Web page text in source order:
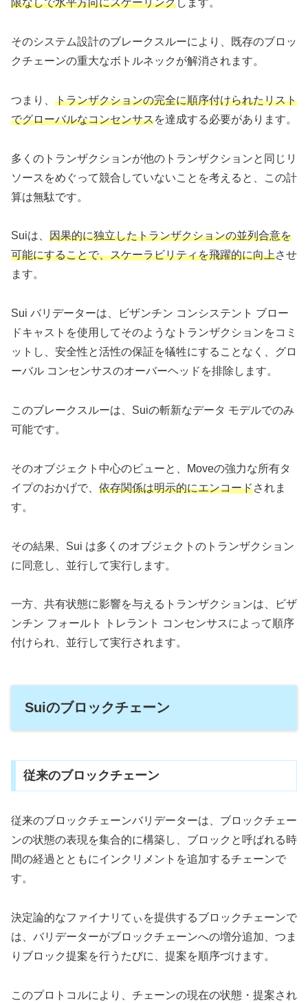
限なしで水平方向にスケーリングします。
そのシステム設計のブレークスルーにより、既存のブロッ
クチェーンの重大なボトルネックが解消されます。
つまり、 トランザクションの完全に順序付けられたリスト
でグローバルなコンセンサスを達成する必要があります。
多くのトランザクションが他のトランザクションと同じリ
ソースをめぐって競合していないことを考えると、この計
算は無駄です。
Suiは、 因果的に独立したトランザクションの並列合意を
可能にすることで、スケーラビリティを飛躍的に向上させ
ます。
Sui バリデーターは、ビザンチン コンシステント ブロー
ドキャストを使用してそのようなトランザクションをコミ
ットし、安全性と活性の保証を犠牲にすることなく、グロ
ーバル コンセンサスのオーバーヘッドを排除します。
このブレークスルーは、Suiの斬新なデータ モデルでのみ
可能です。
そのオブジェクト中心のビューと、Moveの強力な所有タ
イプのおかげで、 依存関係は明示的にエンコードされま
す。
その結果、Sui は多くのオブジェクトのトランザクション
に同意し、並行して実行します。
一方、共有状態に影響を与えるトランザクションは、ビザ
ンチン フォールト トレラント コンセンサスによって順序
付けられ、並行して実行されます。
Suiのブロックチェーン
従来のブロックチェーン
従来のブロックチェーンバリデーターは、ブロックチェー
ンの状態の表現を集合的に構築し、ブロックと呼ばれる時
間の経過とともにインクリメントを追加するチェーンで
す。
決定論的なファイナリてぃを提供するブロックチェーンで
は、バリデーターがブロックチェーンへの増分追加、つま
りブロック提案を行うたびに、提案を順序づけます。
このプロトコルにより、チェーンの現在の状態・提案され